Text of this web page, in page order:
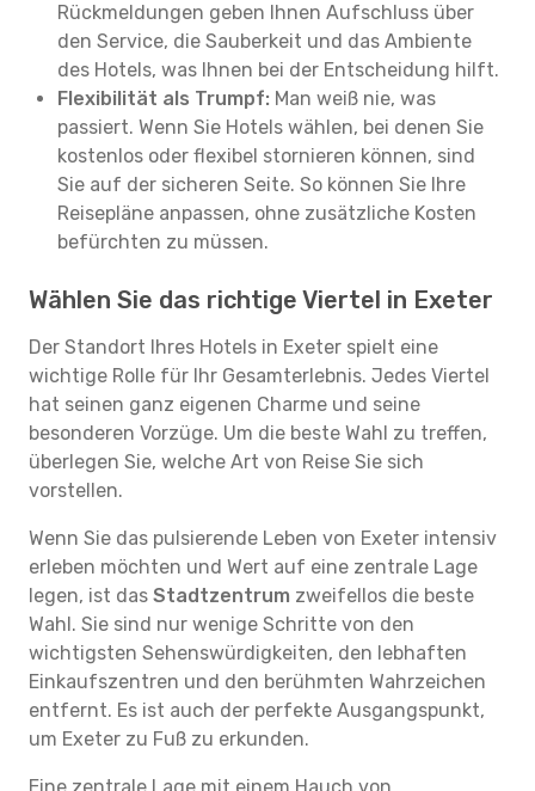
Rückmeldungen geben Ihnen Aufschluss über
den Service, die Sauberkeit und das Ambiente
des Hotels, was Ihnen bei der Entscheidung hilft.
Flexibilität als Trumpf: Man weiß nie, was
passiert. Wenn Sie Hotels wählen, bei denen Sie
kostenlos oder flexibel stornieren können, sind
Sie auf der sicheren Seite. So können Sie Ihre
Reisepläne anpassen, ohne zusätzliche Kosten
befürchten zu müssen.
Wählen Sie das richtige Viertel in Exeter
Der Standort Ihres Hotels in Exeter spielt eine
wichtige Rolle für Ihr Gesamterlebnis. Jedes Viertel
hat seinen ganz eigenen Charme und seine
besonderen Vorzüge. Um die beste Wahl zu treffen,
überlegen Sie, welche Art von Reise Sie sich
vorstellen.
Wenn Sie das pulsierende Leben von Exeter intensiv
erleben möchten und Wert auf eine zentrale Lage
legen, ist das Stadtzentrum zweifellos die beste
Wahl. Sie sind nur wenige Schritte von den
wichtigsten Sehenswürdigkeiten, den lebhaften
Einkaufszentren und den berühmten Wahrzeichen
entfernt. Es ist auch der perfekte Ausgangspunkt,
um Exeter zu Fuß zu erkunden.